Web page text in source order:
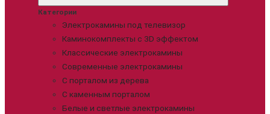
Категории
Электрокамины под телевизор
Каминокомплекты с 3D эффектом
Классические электрокамины
Современные электрокамины
С порталом из дерева
С каменным порталом
Белые и светлые электрокамины